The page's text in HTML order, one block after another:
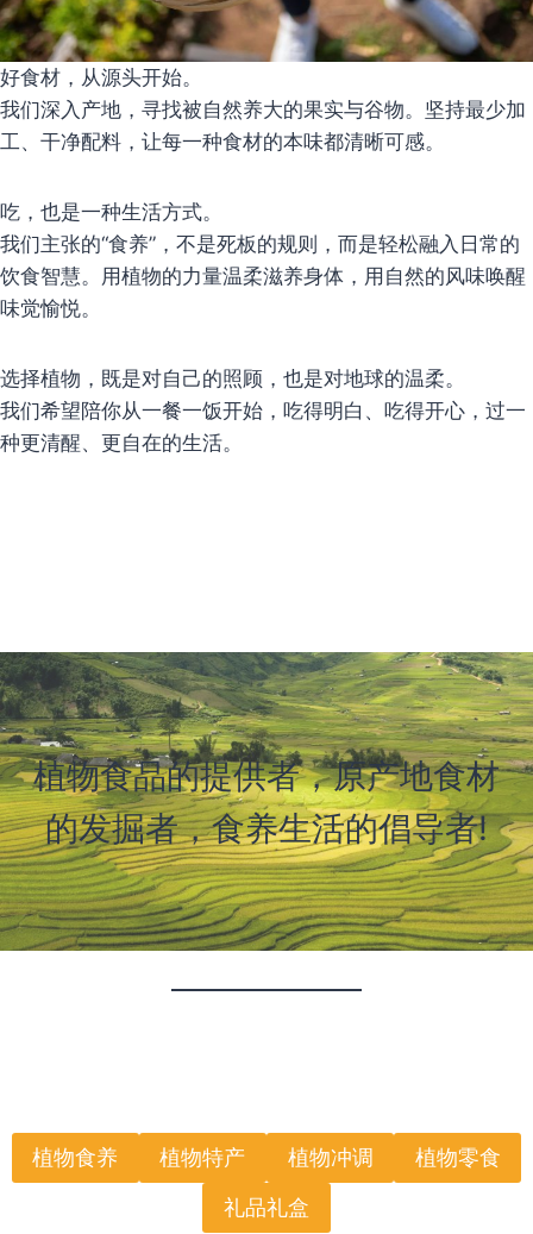
好食材，从源头开始。
我们深入产地，寻找被自然养大的果实与谷物。坚持最少加
工、干净配料，让每一种食材的本味都清晰可感。
吃，也是一种生活方式。
我们主张的“食养”，不是死板的规则，而是轻松融入日常的
饮食智慧。用植物的力量温柔滋养身体，用自然的风味唤醒
味觉愉悦。
选择植物，既是对自己的照顾，也是对地球的温柔。
我们希望陪你从一餐一饭开始，吃得明白、吃得开心，过一
种更清醒、更自在的生活。
植物食品的提供者，原产地食材
的发掘者，食养生活的倡导者!
植物食养 植物特产 植物冲调 植物零食
礼品礼盒